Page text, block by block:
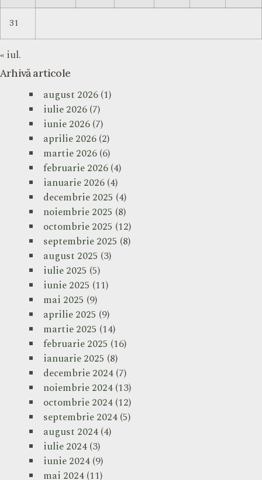
31
« iul.
Arhivă articole
august 2026(1)
iulie 2026(7)
iunie 2026(7)
aprilie 2026(2)
martie 2026(6)
februarie 2026(4)
ianuarie 2026(4)
decembrie 2025 (4)
noiembrie 2025 (8)
octombrie 2025 (12)
septembrie 2025 (8)
august 2025 (3)
iulie 2025 (5)
iunie 2025 (11)
mai 2025 (9)
aprilie 2025 (9)
martie 2025 (14)
februarie 2025 (16)
ianuarie 2025 (8)
decembrie 2024(7)
noiembrie 2024(13)
octombrie 2024(12)
septembrie 2024(5)
august 2024(4)
iulie 2024(3)
iunie 2024(9)
mai 2024(11)